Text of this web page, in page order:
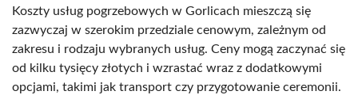
Koszty usług pogrzebowych w Gorlicach mieszczą się
zazwyczaj w szerokim przedziale cenowym, zależnym od
zakresu i rodzaju wybranych usług. Ceny mogą zaczynać się
od kilku tysięcy złotych i wzrastać wraz z dodatkowymi
opcjami, takimi jak transport czy przygotowanie ceremonii.